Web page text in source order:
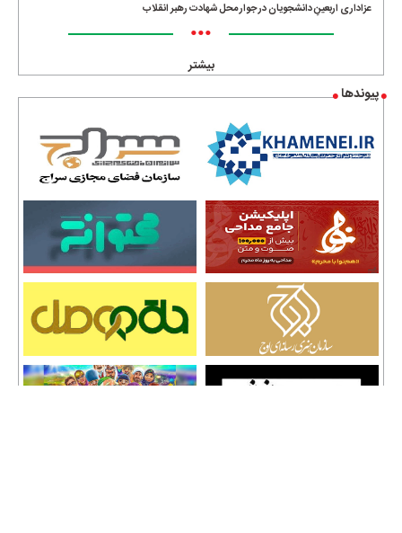
عزاداری اربعینِ دانشجویان در جوار محل شهادت رهبر انقلاب
•••
بیشتر
پیوندها